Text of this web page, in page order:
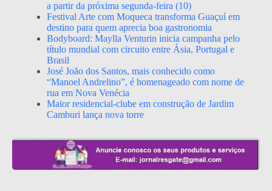
a partir da próxima segunda-feira (10)
Festival Arte com Moqueca transforma Guaçuí em
destino para quem aprecia boa gastronomia
Bodyboard: Maylla Venturin inicia campanha pelo
título mundial com circuito entre Ásia, Portugal e
Brasil
José João dos Santos, mais conhecido como
“Manoel Andrelino”, é homenageado com nome de
rua em Nova Venécia
Maior residencial-clube em construção de Jardim
Camburi lança nova torre